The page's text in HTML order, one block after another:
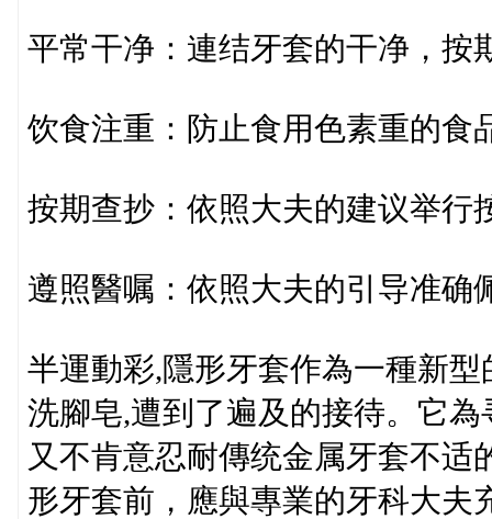
平常干净：連结牙套的干净，按
饮食注重：防止食用色素重的食
按期查抄：依照大夫的建议举行
遵照醫嘱：依照大夫的引导准确
半運動彩,隱形牙套作為一種新
洗腳皂,遭到了遍及的接待。它
又不肯意忍耐傳统金属牙套不
形牙套前，應與專業的牙科大夫